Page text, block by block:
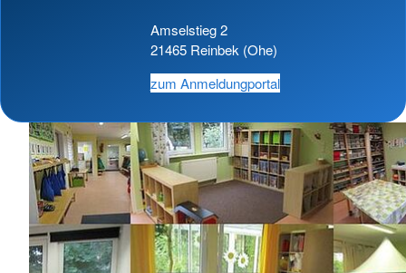
Amselstieg 2
21465 Reinbek (Ohe)
zum Anmeldungportal